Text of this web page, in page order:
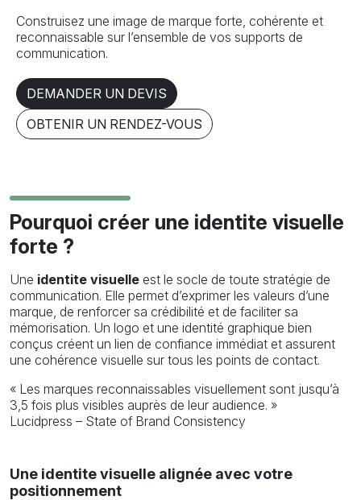
Construisez une image de marque forte, cohérente et
reconnaissable sur l’ensemble de vos supports de
communication.
DEMANDER UN DEVIS
OBTENIR UN RENDEZ-VOUS
Pourquoi créer une identite visuelle
forte ?
Une identite visuelle est le socle de toute stratégie de
communication. Elle permet d’exprimer les valeurs d’une
marque, de renforcer sa crédibilité et de faciliter sa
mémorisation. Un logo et une identité graphique bien
conçus créent un lien de confiance immédiat et assurent
une cohérence visuelle sur tous les points de contact.
« Les marques reconnaissables visuellement sont jusqu’à
3,5 fois plus visibles auprès de leur audience. »
Lucidpress – State of Brand Consistency
Une identite visuelle alignée avec votre
positionnement